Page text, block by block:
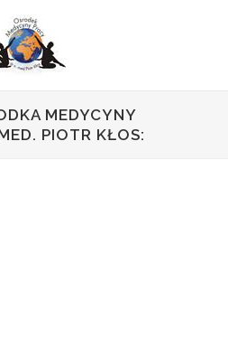
MEDYCYNY
PIOTR KŁOS: